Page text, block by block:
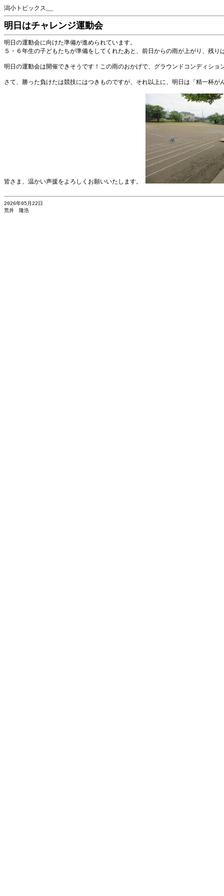
潟小トピックス__
明日はチャレンジ運動会
明日の運動会に向けた準備が進められています。
５・６年生の子どもたちが準備をしてくれたあと、前日からの雨が上がり、残
明日の運動会は開催できそうです！この雨のおかげで、グラウンドコンディショ
さて、勝った負けたは競技にはつきものですが、それ以上に、明日は「精一杯
皆さま、温かい声援をよろしくお願いいたします。
2026年05月22日
荒井 隆浩